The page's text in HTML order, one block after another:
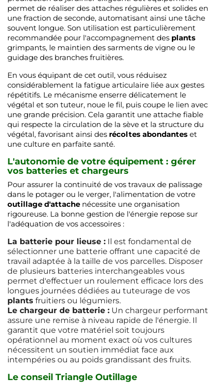
permet de réaliser des attaches régulières et solides en
une fraction de seconde, automatisant ainsi une tâche
souvent longue. Son utilisation est particulièrement
recommandée pour l'accompagnement des plants
grimpants, le maintien des sarments de vigne ou le
guidage des branches fruitières.
En vous équipant de cet outil, vous réduisez
considérablement la fatigue articulaire liée aux gestes
répétitifs. Le mécanisme enserre délicatement le
végétal et son tuteur, noue le fil, puis coupe le lien avec
une grande précision. Cela garantit une attache fiable
qui respecte la circulation de la sève et la structure du
végétal, favorisant ainsi des récoltes abondantes et
une culture en parfaite santé.
L'autonomie de votre équipement : gérer
vos batteries et chargeurs
Pour assurer la continuité de vos travaux de palissage
dans le potager ou le verger, l'alimentation de votre
outillage d'attache nécessite une organisation
rigoureuse. La bonne gestion de l'énergie repose sur
l'adéquation de vos accessoires :
La batterie pour lieuse : Il est fondamental de
sélectionner une batterie offrant une capacité de
travail adaptée à la taille de vos parcelles. Disposer
de plusieurs batteries interchangeables vous
permet d'effectuer un roulement efficace lors des
longues journées dédiées au tuteurage de vos
plants fruitiers ou légumiers.
Le chargeur de batterie : Un chargeur performant
assure une remise à niveau rapide de l'énergie. Il
garantit que votre matériel soit toujours
opérationnel au moment exact où vos cultures
nécessitent un soutien immédiat face aux
intempéries ou au poids grandissant des fruits.
Le conseil Triangle Outillage